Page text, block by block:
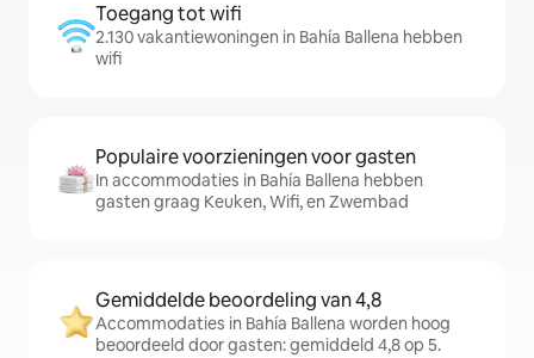
Toegang tot wifi
2.130 vakantiewoningen in Bahía Ballena hebben
wifi
Populaire voorzieningen voor gasten
In accommodaties in Bahía Ballena hebben
gasten graag Keuken, Wifi, en Zwembad
Gemiddelde beoordeling van 4,8
Accommodaties in Bahía Ballena worden hoog
beoordeeld door gasten: gemiddeld 4,8 op 5.